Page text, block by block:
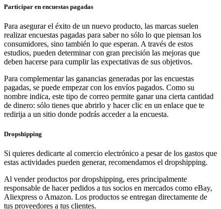
Participar en encuestas pagadas
Para asegurar el éxito de un nuevo producto, las marcas suelen
realizar encuestas pagadas para saber no sólo lo que piensan los
consumidores, sino también lo que esperan. A través de estos
estudios, pueden determinar con gran precisión las mejoras que
deben hacerse para cumplir las expectativas de sus objetivos.
Para complementar las ganancias generadas por las encuestas
pagadas, se puede empezar con los envíos pagados. Como su
nombre indica, este tipo de correo permite ganar una cierta cantidad
de dinero: sólo tienes que abrirlo y hacer clic en un enlace que te
redirija a un sitio donde podrás acceder a la encuesta.
Dropshipping
Si quieres dedicarte al comercio electrónico a pesar de los gastos que
estas actividades pueden generar, recomendamos el dropshipping.
Al vender productos por dropshipping, eres principalmente
responsable de hacer pedidos a tus socios en mercados como eBay,
Aliexpress o Amazon. Los productos se entregan directamente de
tus proveedores a tus clientes.